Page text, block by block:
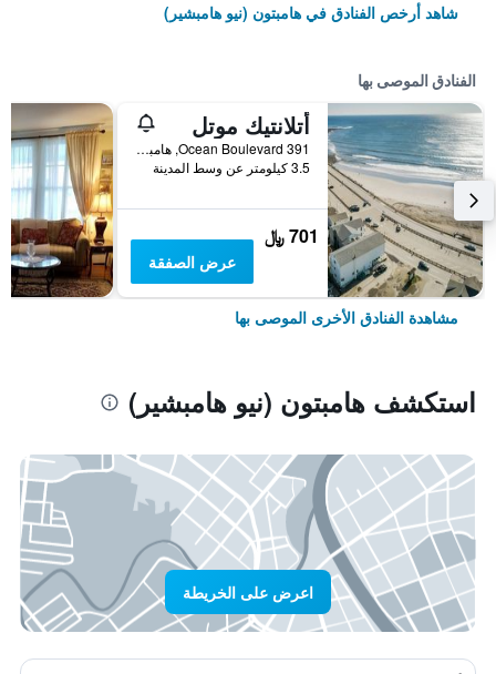
شاهد أرخص الفنادق في هامبتون (نيو هامبشير)
الفنادق الموصى بها
أتلانتيك موتل
391 Ocean Boulevard, هامبتون (نيو هامبشير), NH, الولايات المتحدة الأميريكية
3.5 كيلومتر عن وسط المدينة
701 ﷼
عرض الصفقة
مشاهدة الفنادق الأخرى الموصى بها
استكشف هامبتون (نيو هامبشير)
اعرض على الخريطة